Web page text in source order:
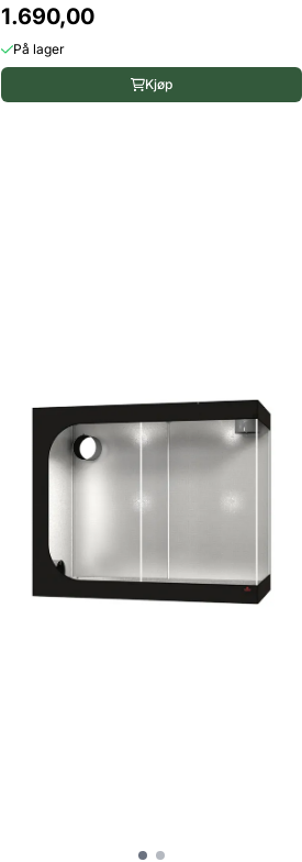
1.690,00
På lager
Kjøp